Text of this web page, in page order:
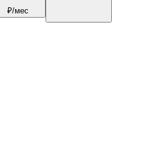
₽/мес